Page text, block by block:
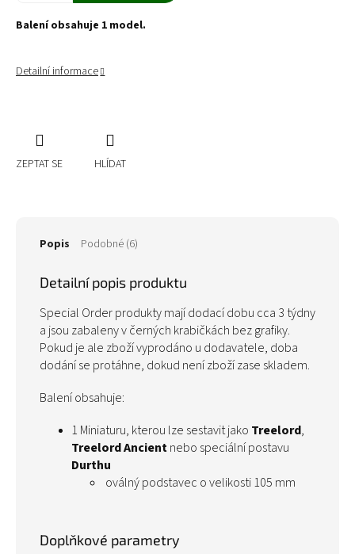
Balení obsahuje 1 model.
Detailní informace
ZEPTAT SE HLÍDAT
Popis Podobné (6)
Detailní popis produktu
Special Order produkty mají dodací dobu cca 3 týdny
a jsou zabaleny v černých krabičkách bez grafiky.
Pokud je ale zboží vyprodáno u dodavatele, doba
dodání se protáhne, dokud není zboží zase skladem.
Balení obsahuje:
1 Miniaturu, kterou lze sestavit jako Treelord,
Treelord Ancientnebo speciální postavu
Durthu
oválný podstavec o velikosti 105 mm
Doplňkové parametry